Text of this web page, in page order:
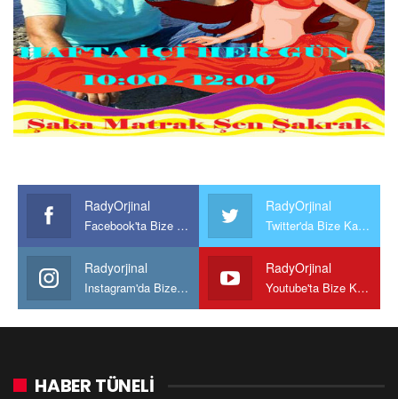
RadyOrjinal
Facebook'ta Bize Katılın
RadyOrjinal
Twitter'da Bize Katılın
Radyorjinal
Instagram'da Bize katılın
RadyOrjinal
Youtube'ta Bize Katılın
HABER TÜNELİ